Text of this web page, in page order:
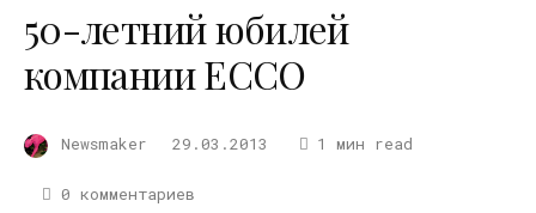
50-летний юбилей
компании ECCO
Newsmaker 29.03.2013 1 мин read
0 комментариев